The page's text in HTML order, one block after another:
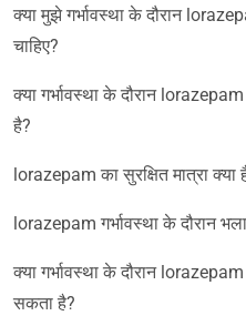
क्या मुझे गर्भावस्था के दौरान
चाहिए?
क्या गर्भावस्था के दौरान
है?
lorazepam का सुरक्षित मात्रा क्या
lorazepam गर्भावस्था के दौरान
क्या गर्भावस्था के दौरान
सकता है?